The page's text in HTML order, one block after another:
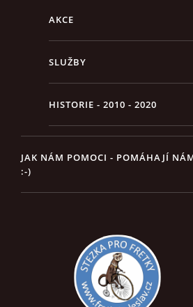
AKCE
SLUŽBY
HISTORIE - 2010 - 2020
JAK NÁM POMOCI - POMÁHAJÍ
:-)